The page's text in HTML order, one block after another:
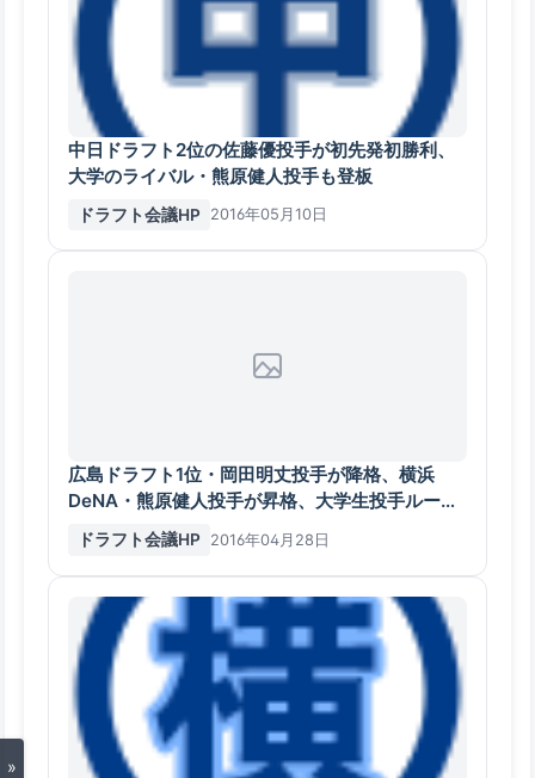
»
中日ドラフト2位の佐藤優投手が初先発初勝利、
大学のライバル・熊原健人投手も登板
ドラフト会議HP 2016年05月10日
広島ドラフト1位・岡田明丈投手が降格、横浜
DeNA・熊原健人投手が昇格、大学生投手ルーキ
ーの試練続く
ドラフト会議HP 2016年04月28日